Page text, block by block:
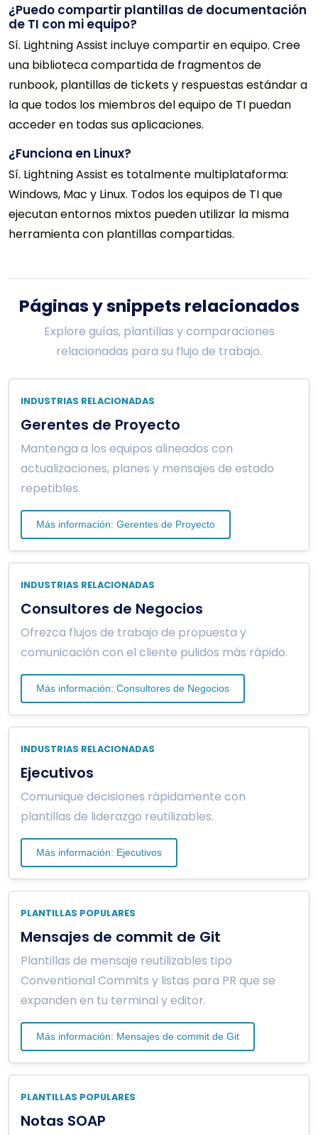
¿Puedo compartir plantillas de documentación
de TI con mi equipo?
Sí. Lightning Assist incluye compartir en equipo. Cree
una biblioteca compartida de fragmentos de
runbook, plantillas de tickets y respuestas estándar a
la que todos los miembros del equipo de TI puedan
acceder en todas sus aplicaciones.
¿Funciona en Linux?
Sí. Lightning Assist es totalmente multiplataforma:
Windows, Mac y Linux. Todos los equipos de TI que
ejecutan entornos mixtos pueden utilizar la misma
herramienta con plantillas compartidas.
Páginas y snippets relacionados
Explore guías, plantillas y comparaciones
relacionadas para su flujo de trabajo.
INDUSTRIAS RELACIONADAS
Gerentes de Proyecto
Mantenga a los equipos alineados con
actualizaciones, planes y mensajes de estado
repetibles.
Más información: Gerentes de Proyecto
INDUSTRIAS RELACIONADAS
Consultores de Negocios
Ofrezca flujos de trabajo de propuesta y
comunicación con el cliente pulidos más rápido.
Más información: Consultores de Negocios
INDUSTRIAS RELACIONADAS
Ejecutivos
Comunique decisiones rápidamente con
plantillas de liderazgo reutilizables.
Más información: Ejecutivos
PLANTILLAS POPULARES
Mensajes de commit de Git
Plantillas de mensaje reutilizables tipo
Conventional Commits y listas para PR que se
expanden en tu terminal y editor.
Más información: Mensajes de commit de Git
PLANTILLAS POPULARES
Notas SOAP